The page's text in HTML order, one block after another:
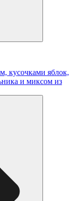
кусочками яблок,
и миксом из